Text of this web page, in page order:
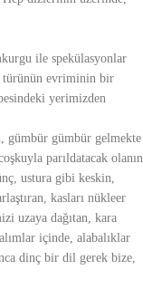
ile spekülasyonlar
türünün evriminin bir
yerimizden
gümbür gümbür gelmekte
parıldatacak olanın
ustura gibi keskin,
kasları nükleer
uzaya dağıtan, kara
içinde, alabalıklar
dinç bir dil gerek bize,